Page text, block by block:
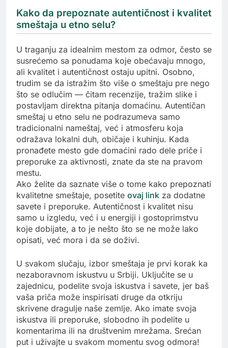
Kako da prepoznate autentičnost i kvalitet
smeštaja u etno selu?
U traganju za idealnim mestom za odmor, često se
susrećemo sa ponudama koje obećavaju mnogo,
ali kvalitet i autentičnost ostaju upitni. Osobno,
trudim se da istražim što više o smeštaju pre nego
što se odlučim — čitam recenzije, tražim slike i
postavljam direktna pitanja domaćinu. Autentičan
smeštaj u etno selu ne podrazumeva samo
tradicionalni nameštaj, već i atmosferu koja
odražava lokalni duh, običaje i kuhinju. Kada
pronađete mesto gde domaćini rado dele priče i
preporuke za aktivnosti, znate da ste na pravom
mestu.
Ako želite da saznate više o tome kako prepoznati
kvalitetne smeštaje, posetite ovaj link za dodatne
savete i preporuke. Autentičnost i kvalitet nisu
samo u izgledu, već i u energiji i gostoprimstvu
koje dobijate, a to je nešto što se ne može lako
opisati, već mora i da se doživi.
U svakom slučaju, izbor smeštaja je prvi korak ka
nezaboravnom iskustvu u Srbiji. Uključite se u
zajednicu, podelite svoja iskustva i savete, jer baš
vaša priča može inspirisati druge da otkriju
skrivene dragulje naše zemlje. Ako imate svoja
iskustva ili preporuke, slobodno ih podelite u
komentarima ili na društvenim mrežama. Srećan
put i uživajte u svakom momentu svog odmora!